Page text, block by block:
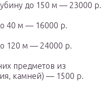
до 150 м — 23000 р.
40 м — 16000 р.
120 м — 24000 р.
предметов из
камней) — 1500 р.